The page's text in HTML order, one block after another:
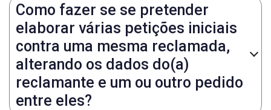
Como fazer se se pretender
elaborar várias petições iniciais
contra uma mesma reclamada,
alterando os dados do(a)
reclamante e um ou outro pedido
entre eles?